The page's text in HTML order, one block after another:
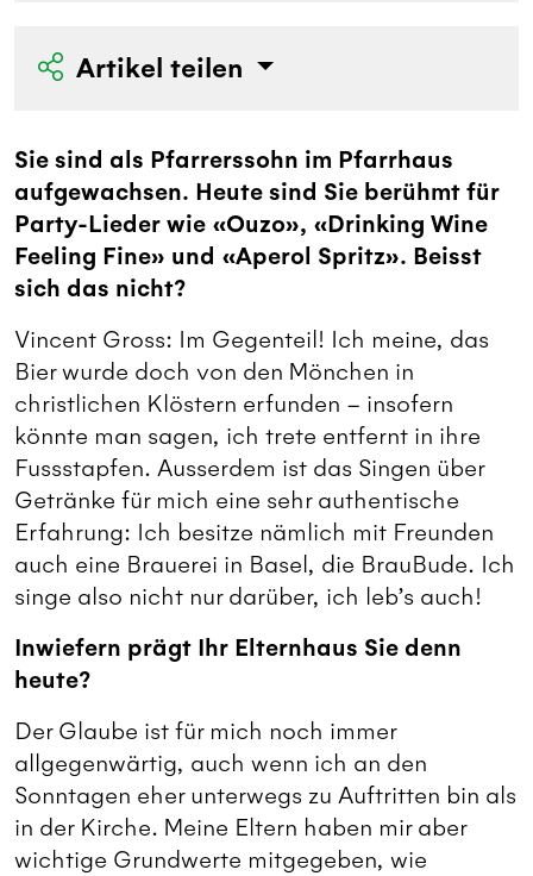
Artikel teilen
Sie sind als Pfarrerssohn im Pfarrhaus
aufgewachsen. Heute sind Sie berühmt für
Party-Lieder wie «Ouzo», «Drinking Wine
Feeling Fine» und «Aperol Spritz». Beisst
sich das nicht?
Vincent Gross: Im Gegenteil! Ich meine, das
Bier wurde doch von den Mönchen in
christlichen Klöstern erfunden – insofern
könnte man sagen, ich trete entfernt in ihre
Fussstapfen. Ausserdem ist das Singen über
Getränke für mich eine sehr authentische
Erfahrung: Ich besitze nämlich mit Freunden
auch eine Brauerei in Basel, die BrauBude. Ich
singe also nicht nur darüber, ich leb’s auch!
Inwiefern prägt Ihr Elternhaus Sie denn
heute?
Der Glaube ist für mich noch immer
allgegenwärtig, auch wenn ich an den
Sonntagen eher unterwegs zu Auftritten bin als
in der Kirche. Meine Eltern haben mir aber
wichtige Grundwerte mitgegeben, wie